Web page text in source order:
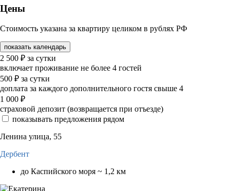
Цены
Стоимость указана за квартиру целиком в рублях РФ
показать календарь
2 500 ₽ за сутки
включает проживание не более 4 гостей
500 ₽ за сутки
доплата за каждого дополнительного гостя свыше 4
1 000 ₽
страховой депозит (возвращается при отъезде)
показывать предложения рядом
Ленина улица, 55
Дербент
до Каспийского моря ~ 1,2 км